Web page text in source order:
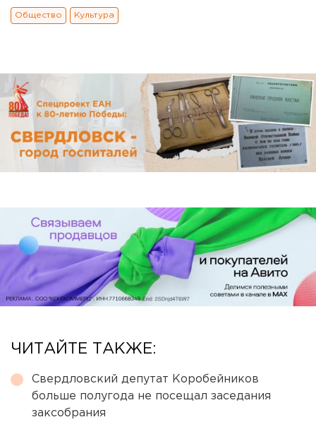
Общество Культура
ЧИТАЙТЕ ТАКЖЕ:
Свердловский депутат Коробейников
больше полугода не посещал заседания
заксобрания